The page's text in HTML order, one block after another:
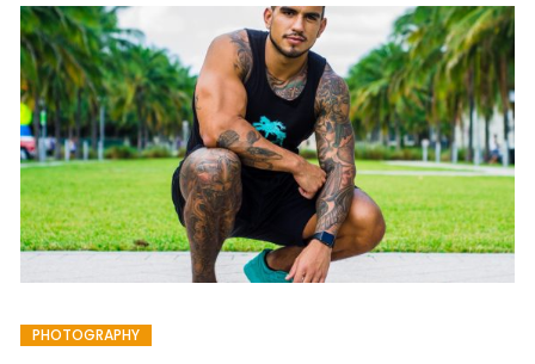
PHOTOGRAPHY